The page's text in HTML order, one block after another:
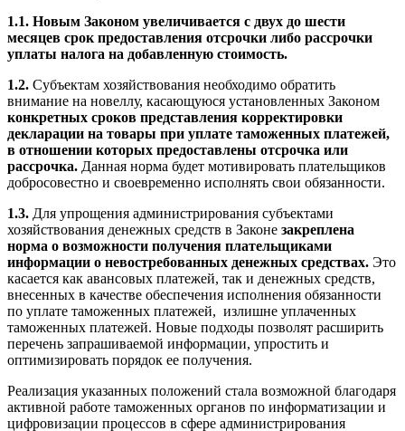
1.1. Новым Законом увеличивается с двух до шести
месяцев срок предоставления отсрочки либо рассрочки
уплаты налога на добавленную стоимость.
1.2. Субъектам хозяйствования необходимо обратить
внимание на новеллу, касающуюся установленных Законом
конкретных сроков представления корректировки
декларации на товары при уплате таможенных платежей,
в отношении которых предоставлены отсрочка или
рассрочка. Данная норма будет мотивировать плательщиков
добросовестно и своевременно исполнять свои обязанности.
1.3. Для упрощения администрирования субъектами
хозяйствования денежных средств в Законе закреплена
норма о возможности получения плательщиками
информации о невостребованных денежных средствах. Это
касается как авансовых платежей, так и денежных средств,
внесенных в качестве обеспечения исполнения обязанности
по уплате таможенных платежей, излишне уплаченных
таможенных платежей. Новые подходы позволят расширить
перечень запрашиваемой информации, упростить и
оптимизировать порядок ее получения.
Реализация указанных положений стала возможной благодаря
активной работе таможенных органов по информатизации и
цифровизации процессов в сфере администрирования